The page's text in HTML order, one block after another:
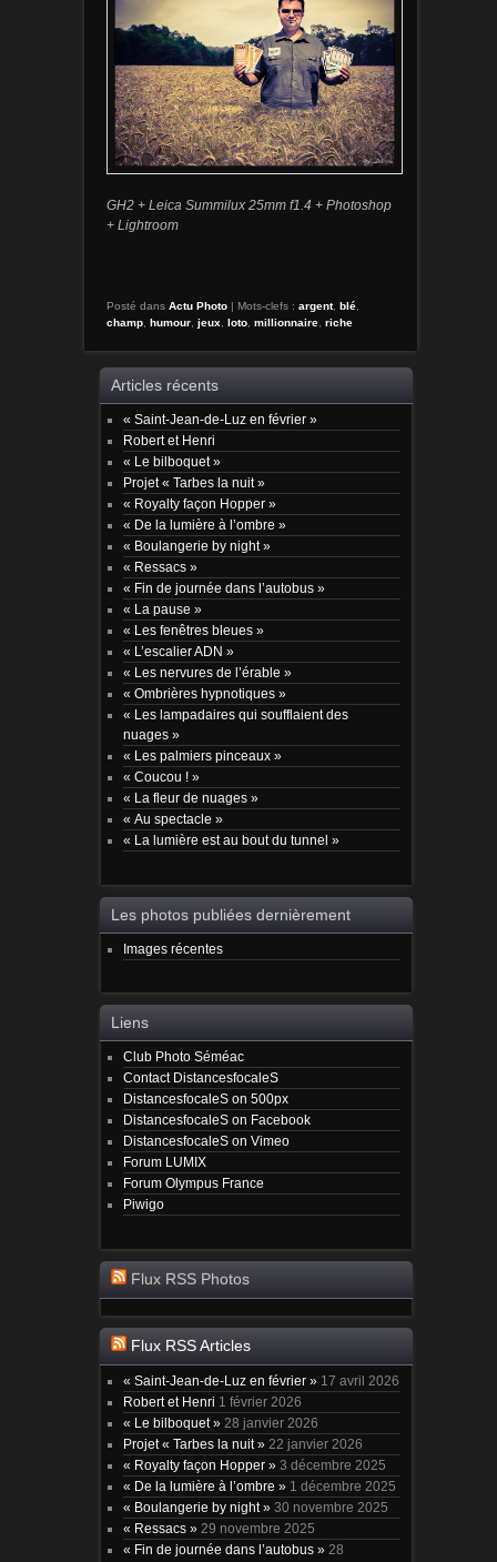
GH2 + Leica Summilux 25mm f1.4 + Photoshop
+ Lightroom
Posté dans Actu Photo | Mots-clefs : argent, blé,
champ, humour, jeux loto, millionnaire, riche
Articles récents
« Saint-Jean-de-Luz en février »
Robert et Henri
« Le bilboquet »
Projet « Tarbes la nuit »
« Royalty façon Hopper »
« De la lumière à l’ombre »
« Boulangerie by night »
« Ressacs »
« Fin de journée dans l’autobus »
« La pause »
« Les fenêtres bleues »
« L’escalier ADN »
« Les nervures de l’érable »
« Ombrières hypnotiques »
« Les lampadaires qui soufflaient des
nuages »
« Les palmiers pinceaux »
« Coucou ! »
« La fleur de nuages »
« Au spectacle »
« La lumière est au bout du tunnel »
Les photos publiées dernièrement
Images récentes
Liens
Club Photo Séméac
Contact DistancesfocaleS
DistancesfocaleS on 500px
DistancesfocaleS on Facebook
DistancesfocaleS on Vimeo
Forum LUMIX
Forum Olympus France
Piwigo
Flux RSS Photos
Flux RSS Articles
« Saint-Jean-de-Luz en février » 17 avril 2026
Robert et Henri 1 février 2026
« Le bilboquet » 28 janvier 2026
Projet « Tarbes la nuit » 22 janvier 2026
« Royalty façon Hopper » 3 décembre 2025
« De la lumière à l’ombre » 1 décembre 2025
« Boulangerie by night » 30 novembre 2025
« Ressacs » 29 novembre 2025
« Fin de journée dans l’autobus » 28